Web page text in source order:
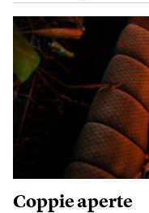
Coppie aperte